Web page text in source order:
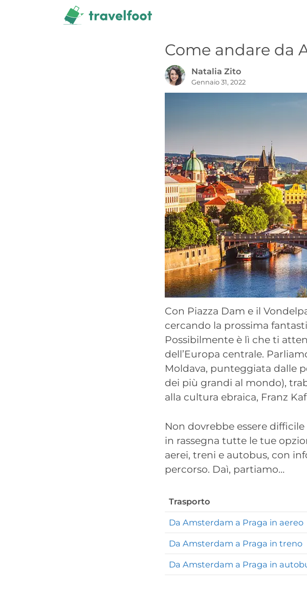
Come andare da
Natalia Zito
Gennaio 31, 2022
Con Piazza Dam e il
cercando la prossima
Possibilmente è lì che ti
dell’Europa centrale.
Moldava, punteggiata dalle
dei più grandi al mondo),
alla cultura ebraica, Franz
Non dovrebbe essere
in rassegna tutte le tue
aerei, treni e autobus, con
percorso. Daì, partiamo…
Trasporto
Da Amsterdam a Praga in aereo
Da Amsterdam a Praga in treno
Da Amsterdam a Praga in